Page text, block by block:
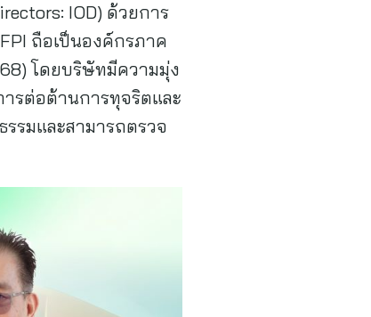
IOD) ด้วยการ
ถือเป็นองค์กรภาค
โดยบริษัทมีความมุ่ง
รต่อต้านการทุจริตและ
รมและสามารถตรวจ